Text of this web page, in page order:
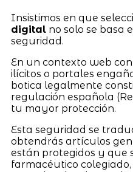
Insistimos en que
digitalno solo se basa
seguridad.
En un contexto web
ilícitos o portales
botica legalmente
regulación española
tu mayor protección.
Esta seguridad se
obtendrás artículos
están protegidos y que
farmacéutico